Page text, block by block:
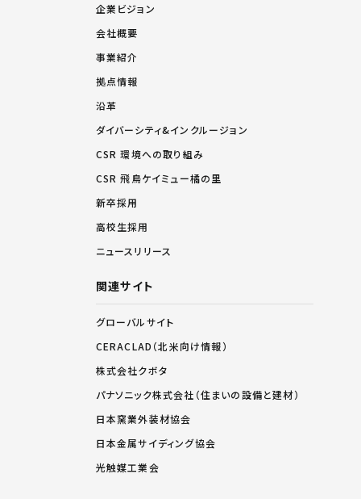
企業ビジョン
会社概要
事業紹介
拠点情報
沿革
ダイバーシティ&インクルージョン
CSR 環境への取り組み
CSR 飛鳥ケイミュー橘の里
新卒採用
高校生採用
ニュースリリース
関連サイト
グローバルサイト
CERACLAD（北米向け情報）
株式会社クボタ
パナソニック株式会社（住まいの設備と建材）
日本窯業外装材協会
日本金属サイディング協会
光触媒工業会